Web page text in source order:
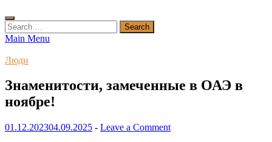
Search
for:
Main Menu
Люди
Знаменитости, замеченные в ОАЭ в
ноябре!
01.12.202304.09.2025 - Leave a Comment